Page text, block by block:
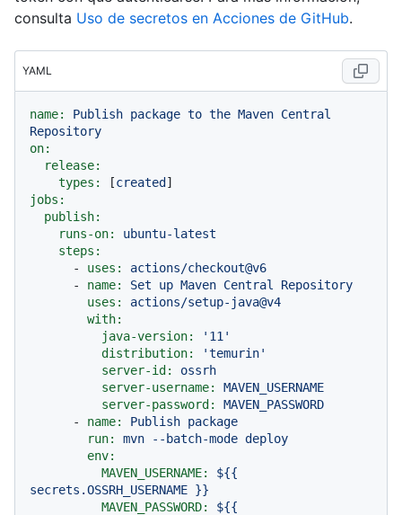
consulta Uso de secretos en Acciones de GitHub.
YAML
name: Publish package to the Maven Central
Repository
on:
release:
types:
[created
jobs:
publish:
runs-on:
ubuntu-latest
steps:
-
uses:
actions/checkout@v6
-
name: Set up Maven Central
Repository
uses:
actions/setup-java@v4
with:
java-version:
'11'
distribution:
'temurin'
server-id:
ossrh
server-username:
MAVEN_USERNAME
server-password:
MAVEN_PASSWORD
-
name: Publish package
run:
mvn --batch-mode deploy
env:
MAVEN_USERNAME:
${{
secrets.OSSRH_USERNAME }}
MAVEN_PASSWORD:
${{